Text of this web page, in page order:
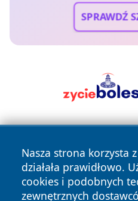
SPRAWDŹ
Nasza strona korzysta
działała prawidłowo.
cookies i podobnych
zewnętrznych